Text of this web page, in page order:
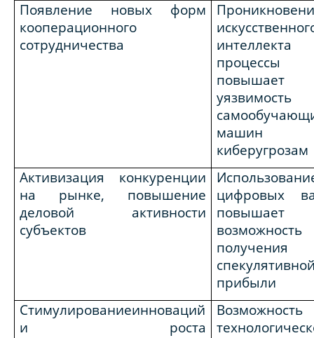
Появление новых форм
кооперационного
сотрудничества
процессы
повышает
уязвимость
киберугрозам
Активизация конкуренции
на рынке, повышение
деловой активности
субъектов
цифровых
повышает
возможность
получения
прибыли
Стимулированиеинноваций
и роста
Возможность